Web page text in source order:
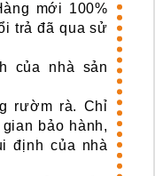
mới 100%
trả đã qua sử
của nhà sản
rườm rà. Chỉ
bảo hành,
định của nhà